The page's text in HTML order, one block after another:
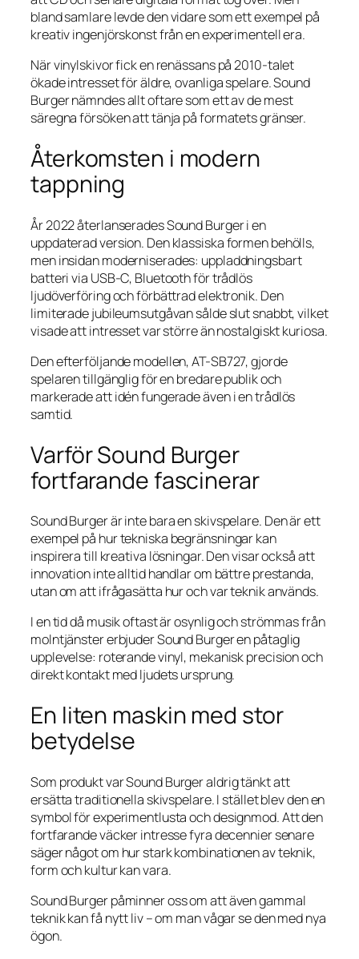
bland samlare levde den vidare som ett exempel på
kreativ ingenjörskonst från en experimentell era.
När vinylskivor fick en renässans på 2010-talet
ökade intresset för äldre, ovanliga spelare. Sound
Burger nämndes allt oftare som ett av de mest
säregna försöken att tänja på formatets gränser.
Återkomsten i modern
tappning
År 2022 återlanserades Sound Burger i en
uppdaterad version. Den klassiska formen behölls,
men insidan moderniserades: uppladdningsbart
batteri via USB-C, Bluetooth för trådlös
ljudöverföring och förbättrad elektronik. Den
limiterade jubileumsutgåvan sålde slut snabbt, vilket
visade att intresset var större än nostalgiskt kuriosa.
Den efterföljande modellen, AT-SB727, gjorde
spelaren tillgänglig för en bredare publik och
markerade att idén fungerade även i en trådlös
samtid.
Varför Sound Burger
fortfarande fascinerar
Sound Burger är inte bara en skivspelare. Den är ett
exempel på hur tekniska begränsningar kan
inspirera till kreativa lösningar. Den visar också att
innovation inte alltid handlar om bättre prestanda,
utan om att ifrågasätta hur och var teknik används.
I en tid då musik oftast är osynlig och strömmas från
molntjänster erbjuder Sound Burger en påtaglig
upplevelse: roterande vinyl, mekanisk precision och
direkt kontakt med ljudets ursprung.
En liten maskin med stor
betydelse
Som produkt var Sound Burger aldrig tänkt att
ersätta traditionella skivspelare. I stället blev den en
symbol för experimentlusta och designmod. Att den
fortfarande väcker intresse fyra decennier senare
säger något om hur stark kombinationen av teknik,
form och kultur kan vara.
Sound Burger påminner oss om att även gammal
teknik kan få nytt liv – om man vågar se den med nya
ögon.